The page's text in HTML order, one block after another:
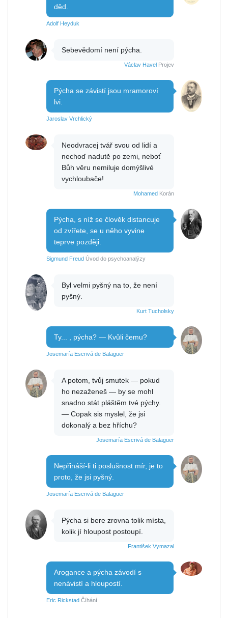
děd.
Adolf Heyduk
Sebevědomí není pýcha.
Václav Havel Projev
Pýcha se závistí jsou mramoroví
lvi.
Jaroslav Vrchlický
Neodvracej tvář svou od lidí a
nechoď nadutě po zemi, neboť
Bůh věru nemiluje domýšlivé
vychloubače!
Mohamed Korán
Pýcha, s níž se člověk distancuje
od zvířete, se u něho vyvine
teprve později.
Sigmund Freud Úvod do psychoanalýzy
Byl velmi pyšný na to, že není
pyšný.
Kurt Tucholsky
Ty... , pýcha? — Kvůli čemu?
Josemaría Escrivá de Balaguer
A potom, tvůj smutek — pokud
ho nezaženeš — by se mohl
snadno stát pláštěm tvé pýchy.
— Copak sis myslel, že jsi
dokonalý a bez hříchu?
Josemaría Escrivá de Balaguer
Nepřináší-li ti poslušnost mír, je to
proto, že jsi pyšný.
Josemaría Escrivá de Balaguer
Pýcha si bere zrovna tolik místa,
kolik jí hloupost postoupí.
František Vymazal
Arogance a pýcha závodí s
nenávistí a hloupostí.
Eric Rickstad Číhání